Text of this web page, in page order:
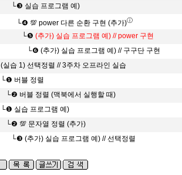
└❸ 실습 프로그램 예)
└❹ 💯 power 다른 순환 구현 (추가)ⓘ
└❺ (추가) 실습 프로그램 예) // power 구현
└❻ (추가) 실습 프로그램 예) // 구구단 구현
(실습 1) 선택정렬 // 3주차 오프라인 실습
└❶ 버블 정렬
└❷ 버블 정렬 (맥북에서 실행할 때)
└❶ 실습 프로그램 예)
└❷ 💯 문자열 정렬 (추가)
└❸ (추가) 실습 프로그램 예) // 선택정렬